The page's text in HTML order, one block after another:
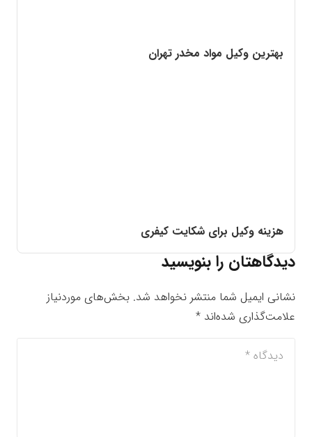
بهترین وکیل مواد مخدر تهران
هزینه وکیل برای شکایت کیفری
دیدگاهتان را بنویسید
نشانی ایمیل شما منتشر نخواهد شد. بخش‌های موردنیاز
علامت‌گذاری شده‌اند *